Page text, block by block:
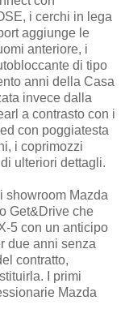
i cerchi in lega
aggiunge le
anteriore, i
di tipo
anni della Casa
invece dalla
a contrasto con i
con poggiatesta
i coprimozzi
ulteriori dettagli.
showroom Mazda
Get&Drive che
5 con un anticipo
due anni senza
contratto,
I primi
Mazda